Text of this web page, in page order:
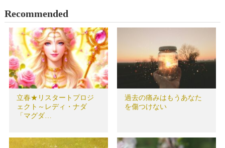
Recommended
立春★リスタートプロジ
ェクト～レディ・ナダ
「マグダ…
過去の痛みはもうあなた
を傷つけない